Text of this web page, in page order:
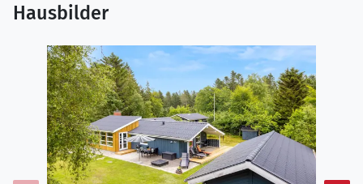
Küche
Die Küche ist mit Kühlschrank ausgestattet. Außerdem
gibt es 4 elektrische Kochplatten, Backofen, Mikrowelle
sowie Geschirrspüler.
WC und Bad
Es gibt 1 Badezimmer mit Duschnische und 1 Toilette..
Fußbodenheizung in 1 Badezimmer.
Hausbilder